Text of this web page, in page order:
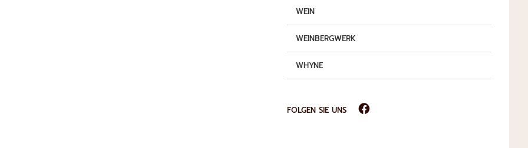
WEIN
WEINBERGWERK
WHYNE
FOLGEN SIE UNS